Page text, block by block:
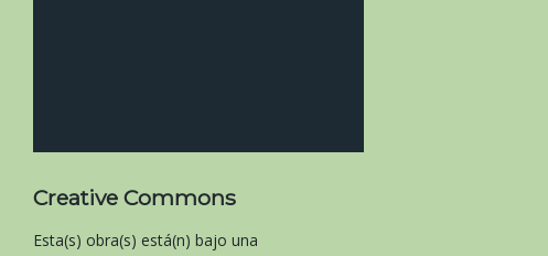
Creative Commons
Esta(s) obra(s) está(n) bajo una